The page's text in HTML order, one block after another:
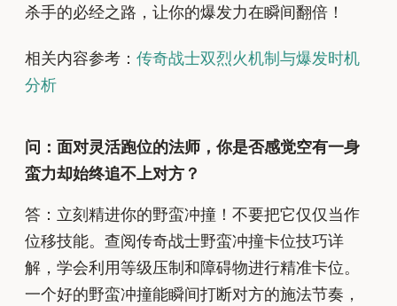
杀手的必经之路，让你的爆发力在瞬间翻倍！
相关内容参考： 传奇战士双烈火机制与爆发时机
分析
问：面对灵活跑位的法师，你是否感觉空有一身
蛮力却始终追不上对方？
答：立刻精进你的野蛮冲撞！不要把它仅仅当作
位移技能。查阅传奇战士野蛮冲撞卡位技巧详
解，学会利用等级压制和障碍物进行精准卡位。
一个好的野蛮冲撞能瞬间打断对方的施法节奏，